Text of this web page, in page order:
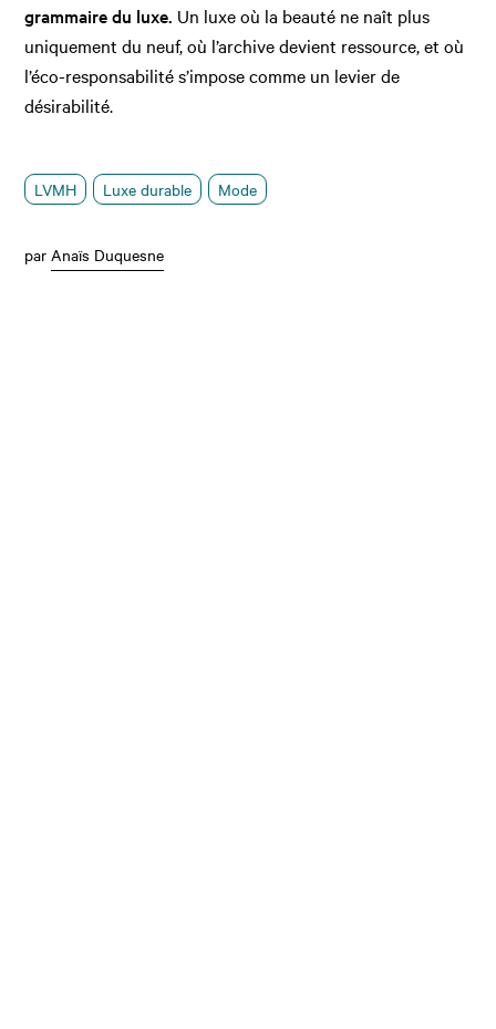
grammaire du luxe. Un luxe où la beauté ne naît plus
uniquement du neuf, où l’archive devient ressource, et où
l’éco-responsabilité s’impose comme un levier de
désirabilité.
LVMH Luxe durable Mode
parAnaïs Duquesne